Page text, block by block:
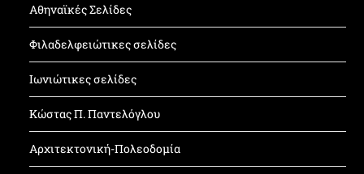
Αθηναϊκές Σελίδες
Φιλαδελφειώτικες σελίδες
Ιωνιώτικες σελίδες
Κώστας Π. Παντελόγλου
Αρχιτεκτονική-Πολεοδομία